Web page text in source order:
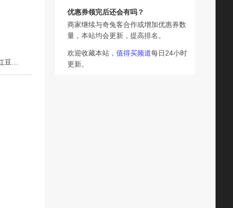
优惠券领完后还会有吗？
商家继续与奇兔客合作或增加优惠券数
量，本站均会更新，提高排名。
欢迎收藏本站， 值得买频道每日24小时
更新。